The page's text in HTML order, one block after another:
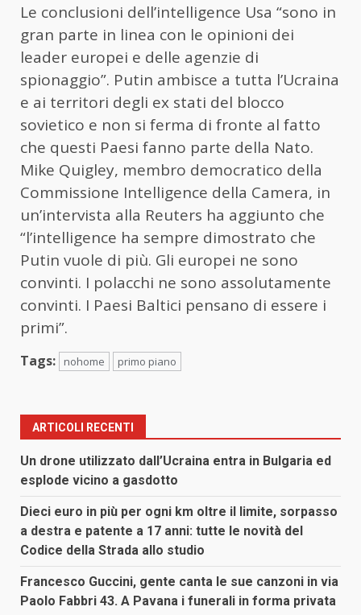
Le conclusioni dell’intelligence Usa “sono in
gran parte in linea con le opinioni dei
leader europei e delle agenzie di
spionaggio”. Putin ambisce a tutta l’Ucraina
e ai territori degli ex stati del blocco
sovietico e non si ferma di fronte al fatto
che questi Paesi fanno parte della Nato.
Mike Quigley, membro democratico della
Commissione Intelligence della Camera, in
un’intervista alla Reuters ha aggiunto che
“l’intelligence ha sempre dimostrato che
Putin vuole di più. Gli europei ne sono
convinti. I polacchi ne sono assolutamente
convinti. I Paesi Baltici pensano di essere i
primi”.
Tags: nohome primo piano
ARTICOLI RECENTI
Un drone utilizzato dall’Ucraina entra in Bulgaria ed
esplode vicino a gasdotto
Dieci euro in più per ogni km oltre il limite, sorpasso
a destra e patente a 17 anni: tutte le novità del
Codice della Strada allo studio
Francesco Guccini, gente canta le sue canzoni in via
Paolo Fabbri 43. A Pavana i funerali in forma privata